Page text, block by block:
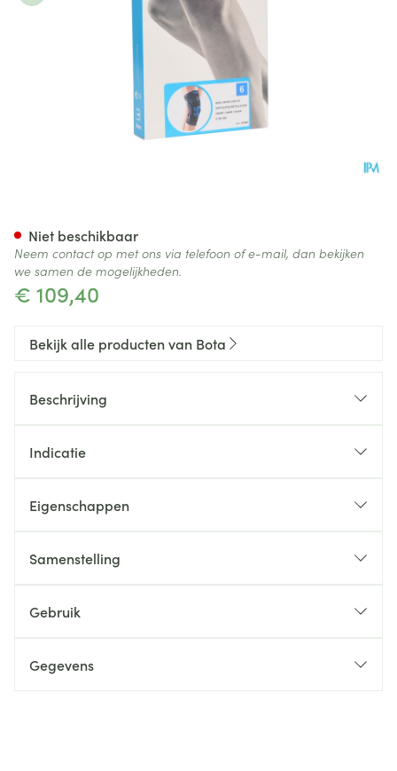
€ 109,40
Niet beschikbaar
Neem contact op met ons via telefoon of e-mail, dan bekijken
we samen de mogelijkheden.
Bekijk alle producten van Bota
Beschrijving
Indicatie
Eigenschappen
Samenstelling
Gebruik
Gegevens